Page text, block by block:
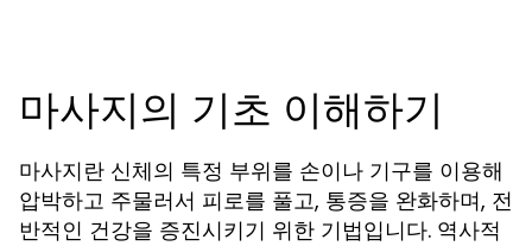
마사지의 기초 이해하기
마사지란 신체의 특정 부위를 손이나 기구를 이용해
압박하고 주물러서 피로를 풀고, 통증을 완화하며, 전
반적인 건강을 증진시키기 위한 기법입니다. 역사적